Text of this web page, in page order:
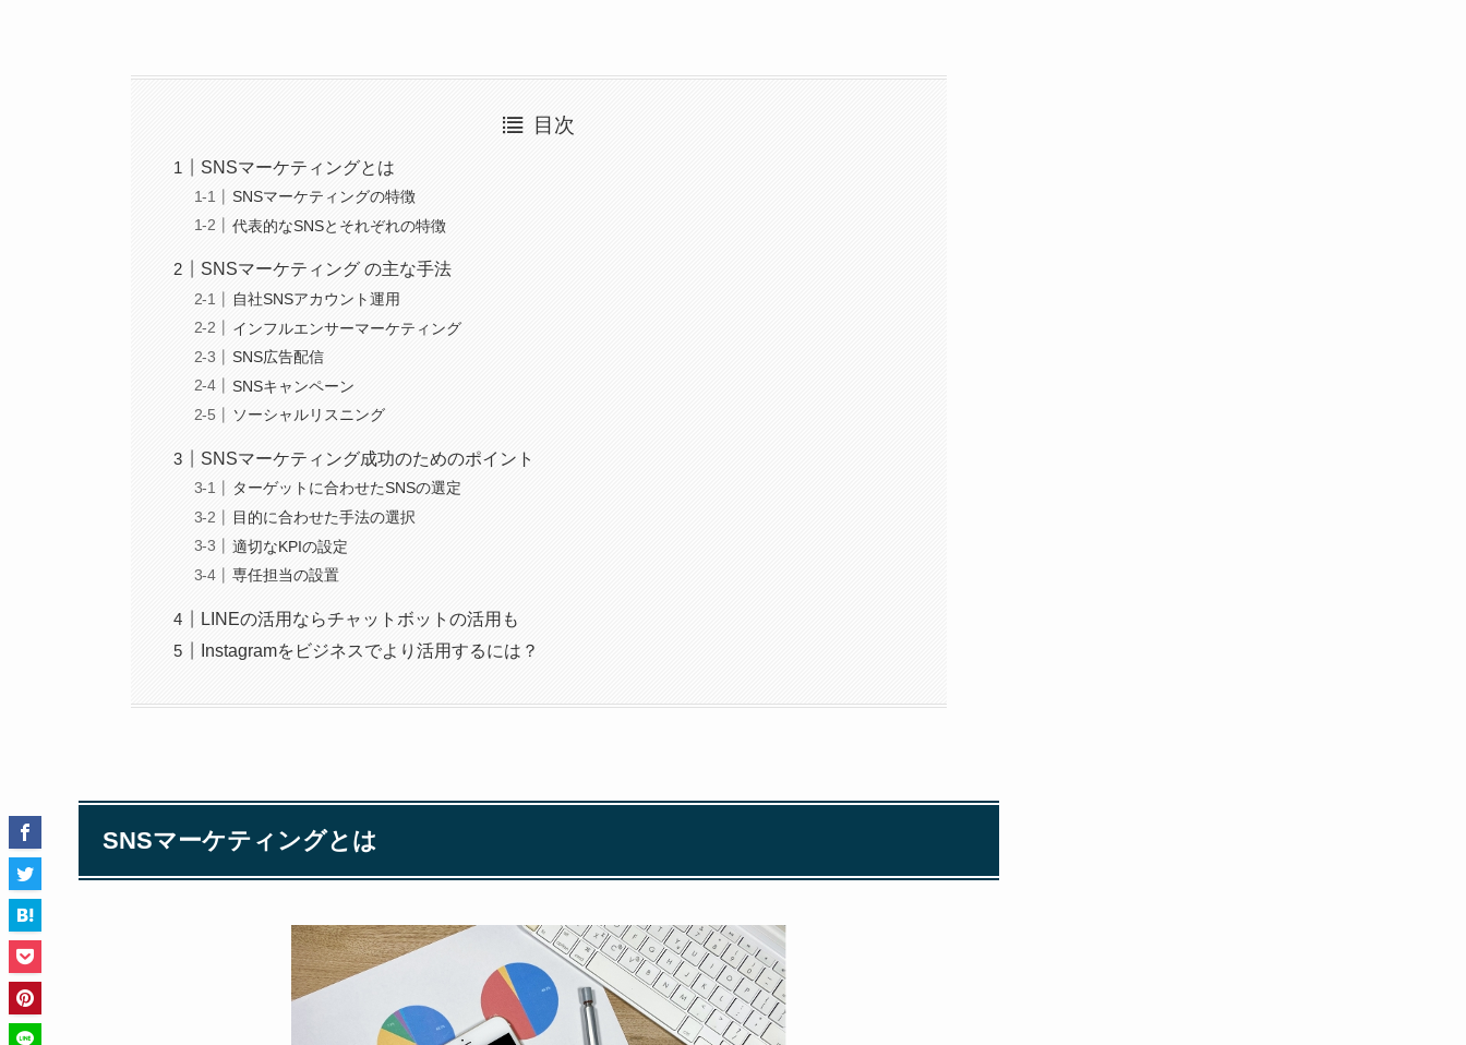
目次
SNSマーケティングとは
SNSマーケティングの特徴
代表的なSNSとそれぞれの特徴
SNSマーケティング の主な手法
自社SNSアカウント運用
インフルエンサーマーケティング
SNS広告配信
SNSキャンペーン
ソーシャルリスニング
SNSマーケティング成功のためのポイント
ターゲットに合わせたSNSの選定
目的に合わせた手法の選択
適切なKPIの設定
専任担当の設置
LINEの活用ならチャットボットの活用も
Instagramをビジネスでより活用するには？
SNSマーケティングとは